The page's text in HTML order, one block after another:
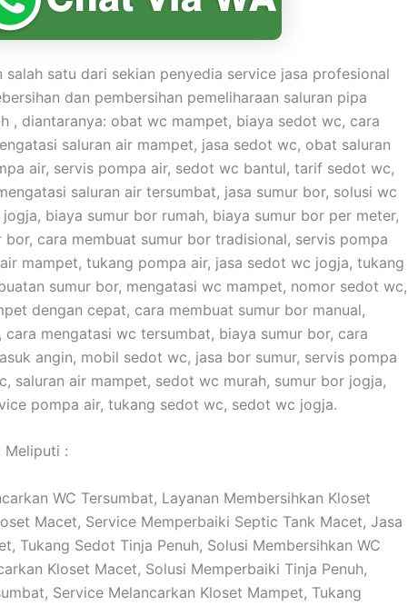
salah satu dari sekian penyedia service jasa profesional
dan pembersihan pemeliharaan saluran pipa
, diantaranya: obat wc mampet, biaya sedot wc, cara
saluran air mampet, jasa sedot wc, obat saluran
air, servis pompa air, sedot wc bantul, tarif sedot wc,
saluran air tersumbat, jasa sumur bor, solusi wc
biaya sumur bor rumah, biaya sumur bor per meter,
bor, cara membuat sumur bor tradisional, servis pompa
mampet, tukang pompa air, jasa sedot wc jogja, tukang
sumur bor, mengatasi wc mampet, nomor sedot wc,
dengan cepat, cara membuat sumur bor manual,
mengatasi wc tersumbat, biaya sumur bor, cara
angin, mobil sedot wc, jasa bor sumur, servis pompa
saluran air mampet, sedot wc murah, sumur bor jogja,
pompa air, tukang sedot wc, sedot wc jogja.
Meliputi :
WC Tersumbat, Layanan Membersihkan Kloset
Macet, Service Memperbaiki Septic Tank Macet, Jasa
Tukang Sedot Tinja Penuh, Solusi Membersihkan WC
Kloset Macet, Solusi Memperbaiki Tinja Penuh,
Service Melancarkan Kloset Mampet, Tukang